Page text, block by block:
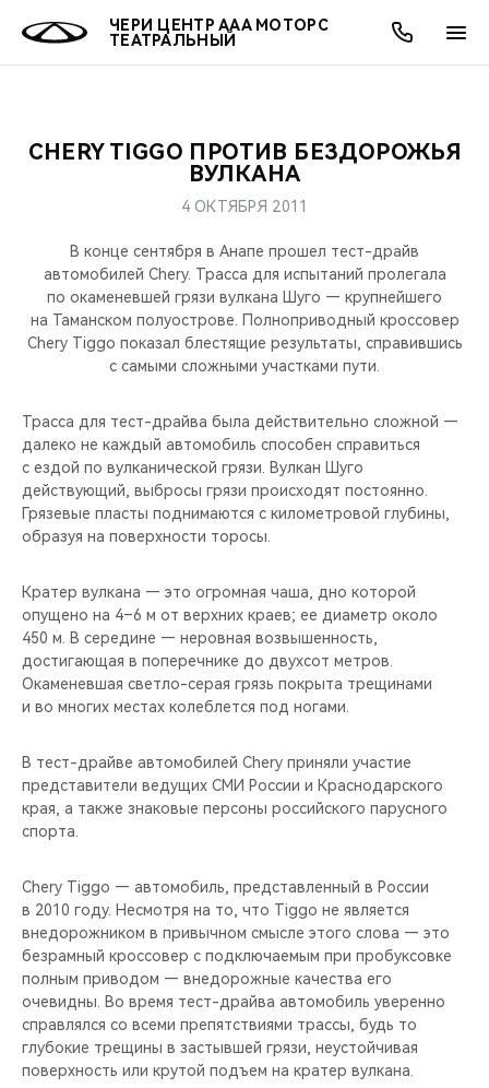
ЧЕРИ ЦЕНТР ААА МОТОРС
ТЕАТРАЛЬНЫЙ
МОДЕЛИ
КРОССОВЕРЫ
СЕДАНЫ
НОВИНКИ
ПОКУПАТЕЛЯМ
КРЕДИТ И СТРАХОВАНИЕ
ВЛАДЕЛЬЦАМ
ЗАПЧАСТИ И АКСЕССУАРЫ
ПОДДЕРЖКА
МИР CHERY
О БРЕНДЕ
CHERY В СОЦСЕТЯХ
БЛАГОТВОРИТЕЛЬНОСТЬ
CHERY REMOTE
CHERY И СПОРТ
НАШИ МЕРОПРИЯТИЯ
ВИДЕООБЗОРЫ
CHERY ДЛЯ ДЕТЕЙ
АКЦИИ
ОНЛАЙН СЕРВИСЫ
КРЕДИТ
О КОМПАНИИ
МЫ В СОЦСЕТЯХ
CHERY TIGGO ПРОТИВ БЕЗДОРОЖЬЯ
ВУЛКАНА
4 ОКТЯБРЯ 2011
В конце сентября в Анапе прошел тест-драйв
автомобилей Chery. Трасса для испытаний пролегала
по окаменевшей грязи вулкана Шуго — крупнейшего
на Таманском полуострове. Полноприводный кроссовер
Chery Tiggo показал блестящие результаты, справившись
с самыми сложными участками пути.
Трасса для тест-драйва была действительно сложной —
далеко не каждый автомобиль способен справиться
с ездой по вулканической грязи. Вулкан Шуго
действующий, выбросы грязи происходят постоянно.
Грязевые пласты поднимаются с километровой глубины,
образуя на поверхности торосы.
Кратер вулкана — это огромная чаша, дно которой
опущено на 4–6 м от верхних краев; ее диаметр около
450 м. В середине — неровная возвышенность,
достигающая в поперечнике до двухсот метров.
Окаменевшая светло-серая грязь покрыта трещинами
и во многих местах колеблется под ногами.
В тест-драйве автомобилей Chery приняли участие
представители ведущих СМИ России и Краснодарского
края, а также знаковые персоны российского парусного
спорта.
Chery Tiggo — автомобиль, представленный в России
в 2010 году. Несмотря на то, что Tiggo не является
внедорожником в привычном смысле этого слова — это
безрамный кроссовер с подключаемым при пробуксовке
полным приводом — внедорожные качества его
очевидны. Во время тест-драйва автомобиль уверенно
справлялся со всеми препятствиями трассы, будь то
глубокие трещины в застывшей грязи, неустойчивая
поверхность или крутой подъем на кратер вулкана.